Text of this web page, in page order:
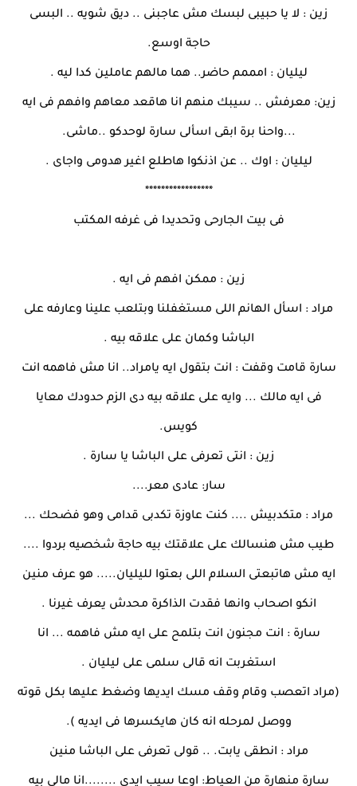
زين : لا يا حبيبى لبسك مش عاجبنى .. ديق شويه .. البسى
حاجة اوسع.
ليليان : امممم حاضر.. هما مالهم عاملين كدا ليه .
زين: معرفش .. سيبك منهم انا هاقعد معاهم وافهم فى ايه
...واحنا برة ابقى اسألى سارة لوحدكو ..ماشى.
ليليان : اوك .. عن اذنكوا هاطلع اغير هدومى واجاى .
*****************
فى بيت الجارحى وتحديدا فى غرفه المكتب
زين : ممكن افهم فى ايه .
مراد : اسأل الهانم اللى مستغفلنا وبتلعب علينا وعارفه على
الباشا وكمان على علاقه بيه .
سارة قامت وقفت : انت بتقول ايه يامراد.. انا مش فاهمه انت
فى ايه مالك ... وايه على علاقه بيه دى الزم حدودك معايا
كويس.
زين : انتى تعرفى على الباشا يا سارة .
سار: عادى معر....
مراد : متكدبيش .... كنت عاوزة تكدبى قدامى وهو فضحك ...
طيب مش هنسالك على علاقتك بيه حاجة شخصيه بردوا ....
ايه مش هاتبعتى السلام اللى بعتوا لليليان..... هو عرف منين
انكو اصحاب وانها فقدت الذاكرة محدش يعرف غيرنا .
سارة : انت مجنون انت بتلمح على ايه مش فاهمه ... انا
استغربت انه قالى سلمى على ليليان .
(مراد اتعصب وقام وقف مسك ايديها وضغط عليها بكل قوته
ووصل لمرحله انه كان هايكسرها فى ايديه ).
مراد : انطقى يابت. .. قولى تعرفى على الباشا منين
سارة منهارة من العياط: اوعا سيب ايدى ........انا مالى بيه